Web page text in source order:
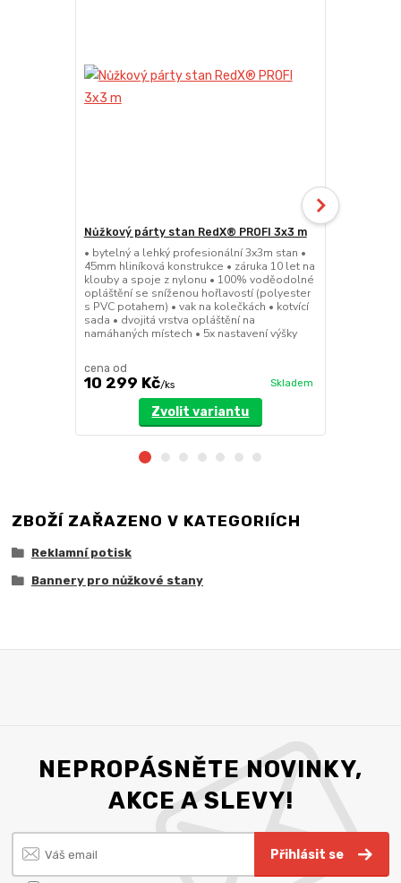
Nůžkový párty stan RedX® PROFI 3x3 m
• bytelný a lehký profesionální 3x3m stan •
45mm hliníková konstrukce • záruka 10 let na
klouby a spoje z nylonu • 100% voděodolné
opláštění se sníženou hořlavostí (polyester
s PVC potahem) • vak na kolečkách • kotvící
sada • dvojitá vrstva opláštění na
namáhaných místech • 5x nastavení výšky
cena od
10 299 Kč/ks Skladem
Zvolit variantu
ZBOŽÍ ZAŘAZENO V KATEGORIÍCH
Reklamní potisk
Bannery pro nůžkové stany
NEPROPÁSNĚTE NOVINKY,
AKCE A SLEVY!
Přihlásit se